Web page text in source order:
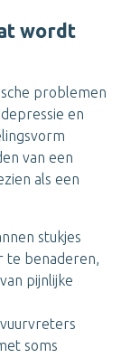
wordt
problemen
en
van een
als een
stukjes
te benaderen,
pijnlijke
soms